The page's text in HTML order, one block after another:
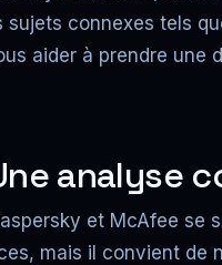
connexes tels
aider à prendre une
analyse
et McAfee
mais il convient de